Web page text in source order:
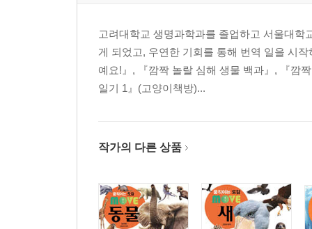
도롱뇽 무리 164
영원 무리 168
사이렌 무리 175
고려대학교 생명과학과를 졸업하고 서울대
게 되었고, 우연한 기회를 통해 번역 일을 시
예요!』, 『깜짝 놀랄 심해 생물 백과』, 『깜
일기 1』(고양이책방)...
작가의 다른 상품